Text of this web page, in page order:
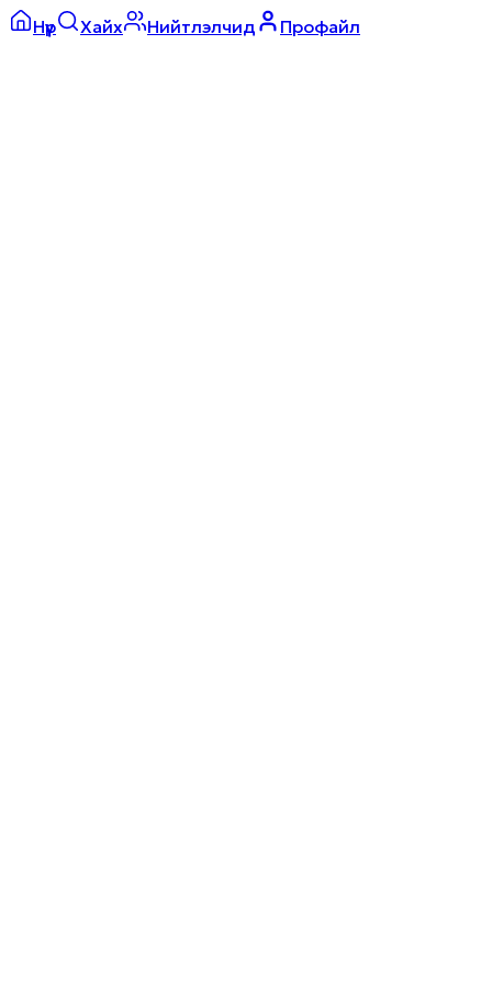
Нүүр Хайх Нийтлэлчид Профайл